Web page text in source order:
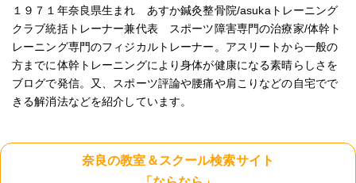
１９７１年奈良県生まれ あすか鍼灸整骨院/asukaトレーニング
クラブ統括トレーナー兼代表 スポーツ障害専門の治療家/体幹ト
レーニング専門のフィジカルトレーナー。アスリートから一般の
方までに体幹トレーニングにより身体が健康になる素晴らしさを
ブログで発信。又、スポーツ評論や腰痛や肩こりなどの自宅でで
きる解消法などを紹介しています。
奈良の教室＆スクール検索サイト